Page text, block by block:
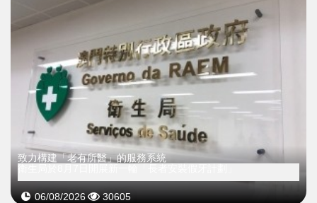
致力構建「老有所醫」的服務系統
06/08/2026 30605